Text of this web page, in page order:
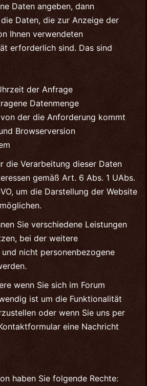
Daten angeben, dann
Daten, die zur Anzeige der
Ihnen verwendeten
erforderlich sind. Das sind
der Anfrage
Datenmenge
der die Anforderung kommt
Browserversion
die Verarbeitung dieser Daten
gemäß Art. 6 Abs. 1 UAbs.
um die Darstellung der Website
Sie verschiedene Leistungen
bei der weitere
nicht personenbezogene
wenn Sie sich im Forum
ist um die Funktionalität
oder wenn Sie uns per
eine Nachricht
haben Sie folgende Rechte: